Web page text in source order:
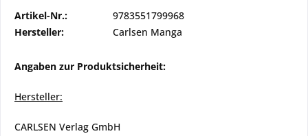
Artikel-Nr.:
9783551799968
Hersteller:
Carlsen Manga
Angaben zur Produktsicherheit:
Hersteller:
CARLSEN Verlag GmbH